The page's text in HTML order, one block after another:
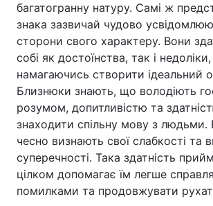
багатогранну натуру. Самі ж
знака зазвичай чудово
сторони свого характеру. Вони
собі як достоїнства, так і
намагаючись створити ідеальний
Близнюки знають, що володіють
розумом, допитливістю та
знаходити спільну мову з людьми.
чесно визнають свої слабкості та
суперечності. Така здатність
цілком допомагає їм легше
помилками та продовжувати